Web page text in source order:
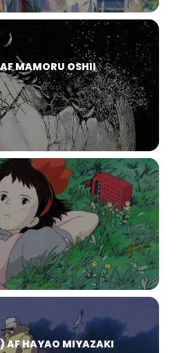
MAMORU OSHII
AF HAYAO MIYAZAKI